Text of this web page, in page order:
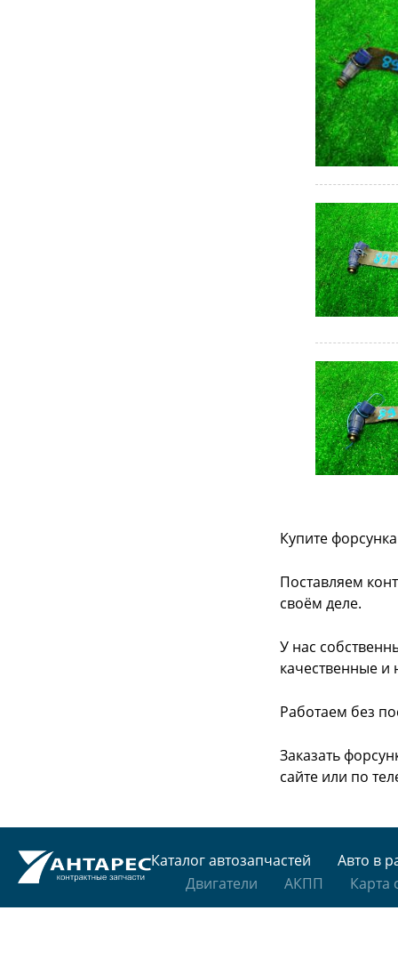
Купите
Поставляем
своём деле.
У нас
качественные и
Работаем без
Заказать
сайте или по
Каталог автозапчастей
Авто в
Двигатели
АКПП Карта